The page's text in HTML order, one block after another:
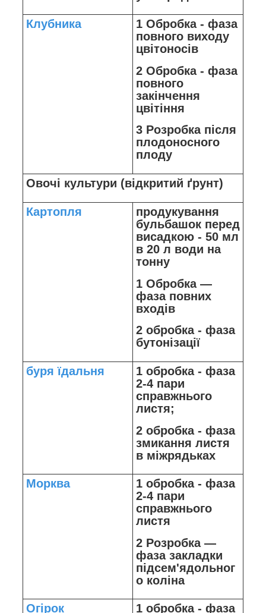
Клубника
1 Обробка - фаза
повного виходу
цвітоносів
2 Обробка - фаза
повного
закінчення
цвітіння
3 Розробка після
плодоносного
плоду
Овочі культури (відкритий ґрунт)
Картопля
продукування
бульбашок перед
висадкою - 50 мл
в 20 л води на
тонну
1 Обробка —
фаза повних
входів
2 обробка - фаза
бутонізації
буря їдальня
1 обробка - фаза
2-4 пари
справжнього
листя;
2 обробка - фаза
змикання листя
в міжрядьках
Морква
1 обробка - фаза
2-4 пари
справжнього
листя
2 Розробка —
фаза закладки
підсем'ядольног
о коліна
Огірок 1 обробка - фаза